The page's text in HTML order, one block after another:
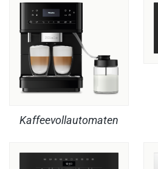
Kaffeevollautomaten